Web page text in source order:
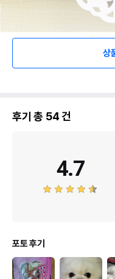
상
후기 총 54건
4.7
포토 후기